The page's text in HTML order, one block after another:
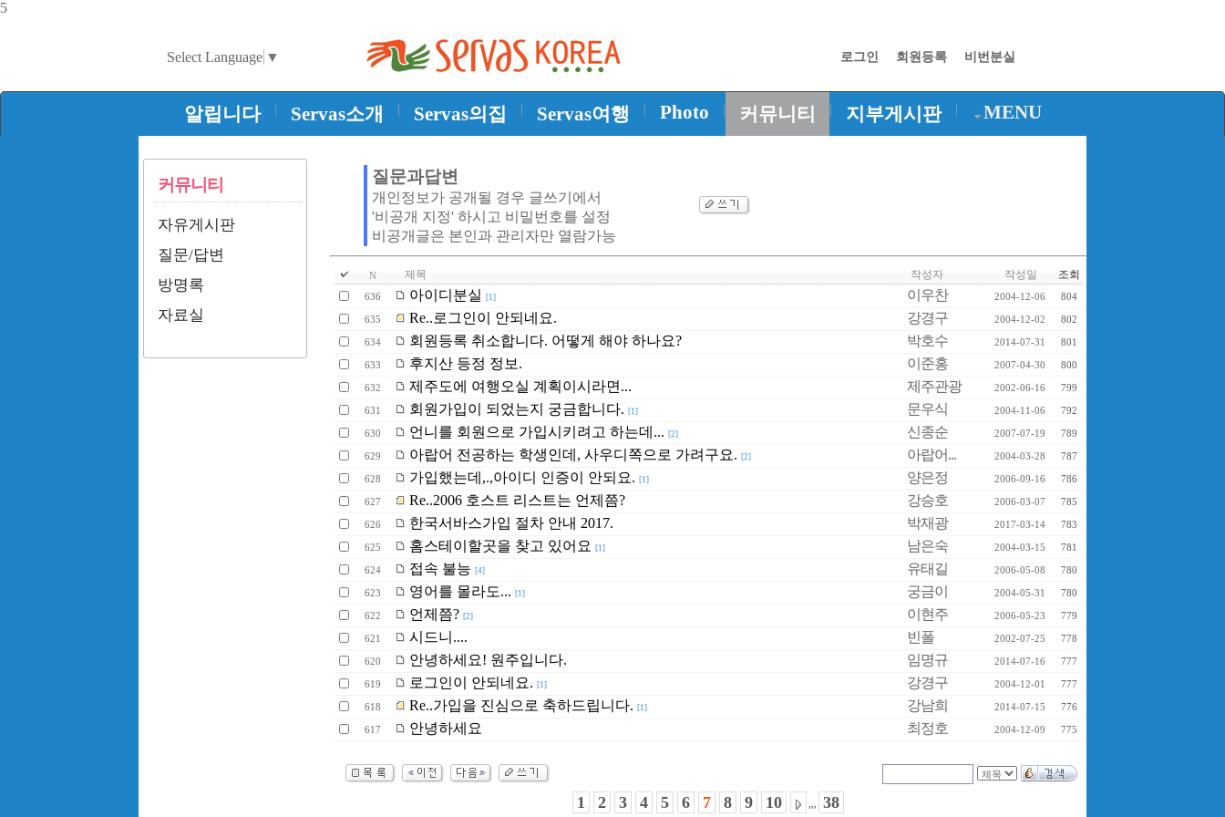
5
Select Language ▼ 로그인 회원등록 비번분실
알립니다 | Servas소개 | Servas의집 | Servas여행 | Photo | 커뮤니티 | 지부게시판 | MENU
커뮤니티
자유게시판
질문/답변
방명록
자료실
질문과답변
개인정보가 공개될 경우 글쓰기에서
'비공개 지정' 하시고 비밀번호를 설정
비공개글은 본인과 관리자만 열람가능
N 제목 작성자 작성일 조회
636 아이디분실 [1] 이우찬 2004-12-06 804
635 Re..로그인이 안되네요. 강경구 2004-12-02 802
634 회원등록 취소합니다. 어떻게 해야 하나요? 박호수 2014-07-31 801
633 후지산 등정 정보. 이준홍 2007-04-30 800
632 제주도에 여행오실 계획이시라면... 제주관광 2002-06-16 799
631 회원가입이 되었는지 궁금합니다. [1] 문우식 2004-11-06 792
630 언니를 회원으로 가입시키려고 하는데... [2] 신종순 2007-07-19 789
629 아랍어 전공하는 학생인데, 사우디쪽으로 가려구요. [2] 아랍어... 2004-03-28 787
628 가입했는데,.,아이디 인증이 안되요. [1] 양은정 2006-09-16 786
627 Re..2006 호스트 리스트는 언제쯤? 강승호 2006-03-07 785
626 한국서바스가입 절차 안내 2017. 박재광 2017-03-14 783
625 홈스테이할곳을 찾고 있어요 [1] 남은숙 2004-03-15 781
624 접속 불능 [4] 유태길 2006-05-08 780
623 영어를 몰라도... [1] 궁금이 2004-05-31 780
622 언제쯤? [2] 이현주 2006-05-23 779
621 시드니.... 빈폴 2002-07-25 778
620 안녕하세요! 원주입니다. 임명규 2014-07-16 777
619 로그인이 안되네요. [1] 강경구 2004-12-01 777
618 Re..가입을 진심으로 축하드립니다. [1] 강남희 2014-07-15 776
617 안녕하세요 최정호 2004-12-09 775
1 2 3 4 5 6 7 8 9 10 ,,, 38